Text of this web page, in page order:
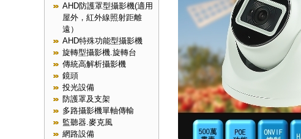
AHD防護罩型攝影機(適用
屋外，紅外線照射距離
遠）
AHD特殊功能型攝影機
旋轉型攝影機.旋轉台
傳統高解析攝影機
鏡頭
投光設備
防護罩及支架
多路攝影機單軸傳輸
監聽器.麥克風
網路設備